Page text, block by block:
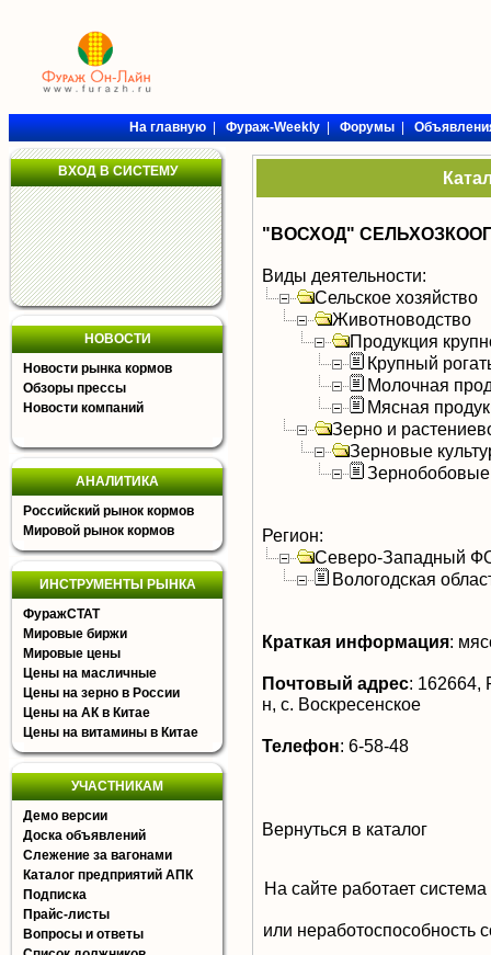
На главную|Фураж-Weekly|Форумы|
ВХОД В СИСТЕМУ
НОВОСТИ
Новости рынка кормов
Обзоры прессы
Новости компаний
АНАЛИТИКА
Российский рынок кормов
Мировой рынок кормов
ИНСТРУМЕНТЫ РЫНКА
ФуражСТАТ
Мировые биржи
Мировые цены
Цены на масличные
Цены на зерно в России
Цены на АК в Китае
Цены на витамины в Китае
УЧАСТНИКАМ
Демо версии
Доска объявлений
Слежение за вагонами
Каталог предприятий АПК
Подписка
Прайс-листы
Вопросы и ответы
"ВОСХОД"
Виды деятельности:
Сельское хозяйство
Животноводство
Продукция
Крупный
Молочная
Мясная
Зерно и
Зерновые
Зернобобовые
Регион:
Северо-Западный
Вологодская
Краткая информация:
Почтовый адрес: 162664,
н, с. Воскресенское
Телефон: 6-58-48
Вернуться в каталог
На сайте работает
или неработоспособность